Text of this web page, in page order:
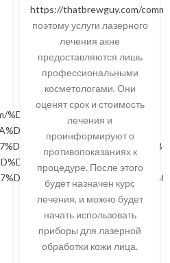
https://thatbrewguy.com/
поэтому услуги лазерного
лечения акне
предоставляются лишь
профессиональными
косметологами. Они
оценят срок и стоимость
лечения и
проинформируют о
противопоказаниях к
процедуре. После этого
будет назначен курс
лечения, и можно будет
начать использовать
приборы для лазерной
обработки кожи лица.